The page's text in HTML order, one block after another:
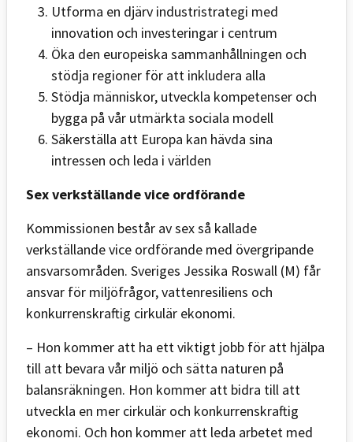
Utforma en djärv industristrategi med
innovation och investeringar i centrum
Öka den europeiska sammanhållningen och
stödja regioner för att inkludera alla
Stödja människor, utveckla kompetenser och
bygga på vår utmärkta sociala modell
Säkerställa att Europa kan hävda sina
intressen och leda i världen
Sex verkställande vice ordförande
Kommissionen består av sex så kallade
verkställande vice ordförande med övergripande
ansvarsområden. Sveriges Jessika Roswall (M) får
ansvar för miljöfrågor, vattenresiliens och
konkurrenskraftig cirkulär ekonomi.
– Hon kommer att ha ett viktigt jobb för att hjälpa
till att bevara vår miljö och sätta naturen på
balansräkningen. Hon kommer att bidra till att
utveckla en mer cirkulär och konkurrenskraftig
ekonomi. Och hon kommer att leda arbetet med